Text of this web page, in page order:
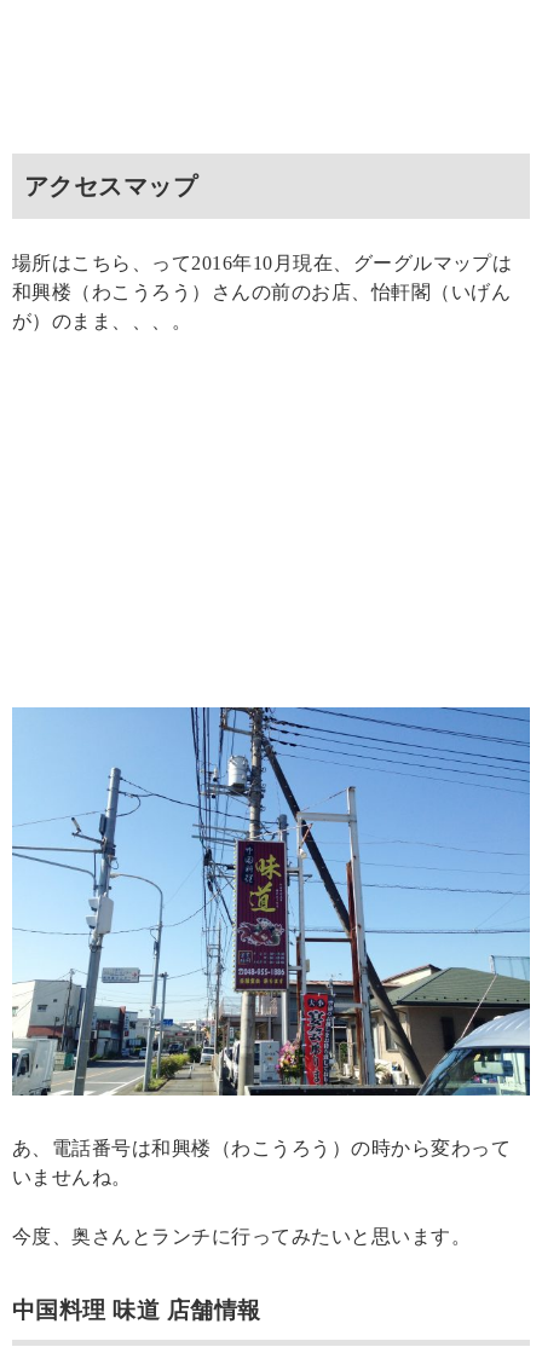
アクセスマップ
場所はこちら、って2016年10月現在、グーグルマップは
和興楼（わこうろう）さんの前のお店、怡軒閣（いげん
が）のまま、、、。
あ、電話番号は和興楼（わこうろう）の時から変わって
いませんね。
今度、奥さんとランチに行ってみたいと思います。
中国料理 味道 店舗情報